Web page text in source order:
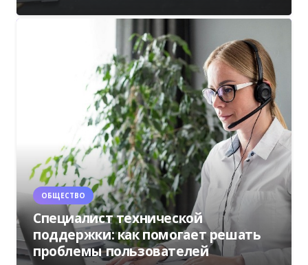
ОБЩЕСТВО
Специалист технической
поддержки: как помогает решать
проблемы пользователей